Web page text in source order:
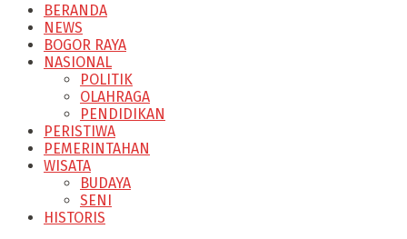
BERANDA
NEWS
BOGOR RAYA
NASIONAL
POLITIK
OLAHRAGA
PENDIDIKAN
PERISTIWA
PEMERINTAHAN
WISATA
BUDAYA
SENI
HISTORIS